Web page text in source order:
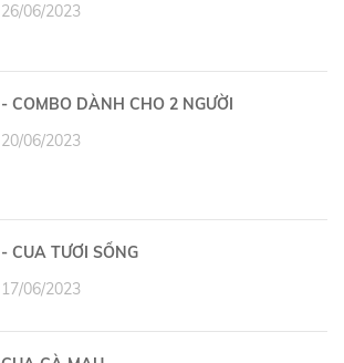
26/06/2023
- COMBO DÀNH CHO 2 NGƯỜI
20/06/2023
- CUA TƯƠI SỐNG
17/06/2023